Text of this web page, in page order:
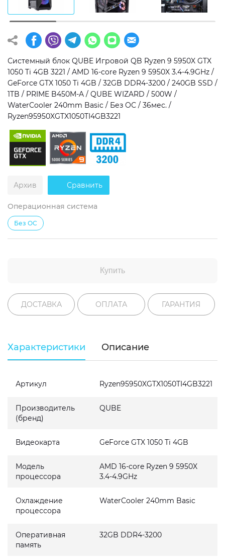
Операционная система
Windows 11 Home
Windows 11 Pro
Без ОС
Тип накопителя
SSD
HDD
SSD + HDD
Дополнительно
RGB-подсветка
Разблокированный множитель CPU
Сверхбыстрый M.2 SSD NVME
Системный блок QUBE Игровой QB Ryzen 9 5950X GTX
1050 Ti 4GB 3221 / AMD 16-core Ryzen 9 5950X 3.4-4.9GHz /
GeForce GTX 1050 Ti 4GB / 32GB DDR4-3200 / 240GB SSD /
1TB / PRIME B450M-A / QUBE WIZARD / 500W /
WaterCooler 240mm Basic / Без ОС / 36мес. /
Ryzen95950XGTX1050TI4GB3221
Архив Сравнить
Операционная система
Без ОС
Купить
ДОСТАВКА ОПЛАТА ГАРАНТИЯ
Характеристики Описание
Артикул Ryzen95950XGTX1050TI4GB3221
Производитель
(бренд)
QUBE
Видеокарта GeForce GTX 1050 Ti 4GB
Модель
процессора
AMD 16-core Ryzen 9 5950X
3.4-4.9GHz
Охлаждение
процессора
WaterCooler 240mm Basic
Оперативная
память
32GB DDR4-3200